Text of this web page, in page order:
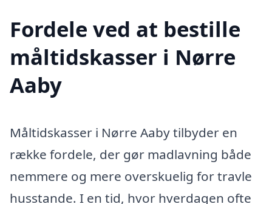
Fordele ved at bestille
måltidskasser i Nørre
Aaby
Måltidskasser i Nørre Aaby tilbyder en
række fordele, der gør madlavning både
nemmere og mere overskuelig for travle
husstande. I en tid, hvor hverdagen ofte